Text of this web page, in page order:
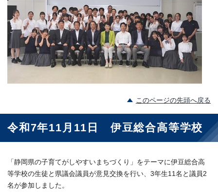
このページの先頭へ戻る
令和7年11月11日 伊豆総合高等学校
「静岡県の子育てがしやすいまちづくり」をテーマに伊豆総合高
等学校の生徒と県議会議員が意見交換を行い、3年生11名と議員2
名が参加しました。